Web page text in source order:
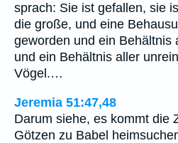
sprach: Sie ist gefallen, sie
die große, und eine
geworden und ein Behältnis
und ein Behältnis aller
Vögel.…
Jeremia 51:47,48
Darum siehe, es kommt die
Götzen zu Babel